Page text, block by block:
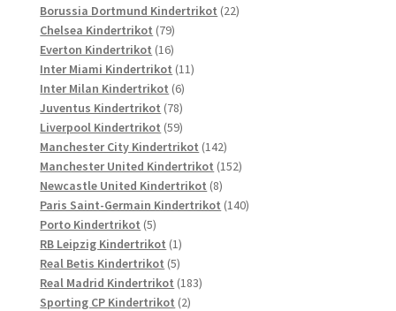
Produkte
Borussia Dortmund Kindertrikot 2222
Chelsea Kindertrikot 7979
Produkte
Everton Kindertrikot 1616
Produkte
Inter Miami Kindertrikot 1111
Inter Milan Kindertrikot 66
Produkte
Juventus Kindertrikot 7878
Produkte
Liverpool Kindertrikot 5959
Produkte
Manchester City Kindertrikot 142142
Produkte
Manchester United Kindertrikot 152152
Newcastle United Kindertrikot 88
Produkte
Paris Saint-Germain Kindertrikot 140140
Porto Kindertrikot 55
Produkte
RB Leipzig Kindertrikot 11
Produkt
Real Betis Kindertrikot 55
Produkte
Real Madrid Kindertrikot 183183
Sporting CP Kindertrikot 22